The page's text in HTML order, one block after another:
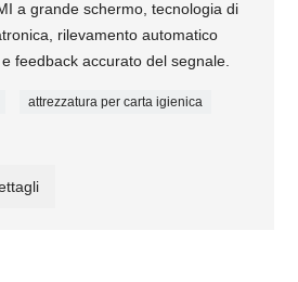
a grande schermo, tecnologia di
rilevamento automatico
feedback accurato del segnale.
attrezzatura per carta igienica